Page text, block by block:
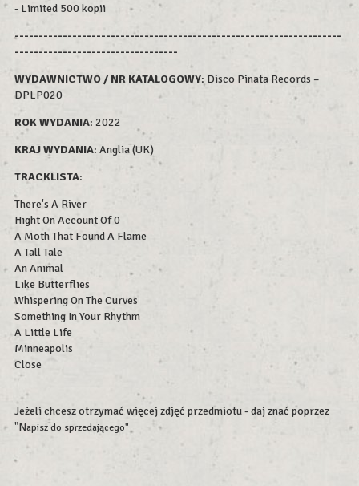
- Limited 500 kopii
--------------------------------------------------------------------
----------------------------------
WYDAWNICTWO / NR KATALOGOWY: Disco Pinata Records –
DPLP020
ROK WYDANIA: 2022
KRAJ WYDANIA: Anglia (UK)
TRACKLISTA:
There's A River
Hight On Account Of 0
A Moth That Found A Flame
A Tall Tale
An Animal
Like Butterflies
Whispering On The Curves
Something In Your Rhythm
A Little Life
Minneapolis
Close
Jeżeli chcesz otrzymać więcej zdjęć przedmiotu - daj znać poprzez
"Napisz do sprzedającego"